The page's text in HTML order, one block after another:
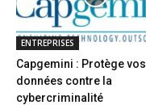
ENTREPRISES
Capgemini : Protège vos
données contre la
cybercriminalité